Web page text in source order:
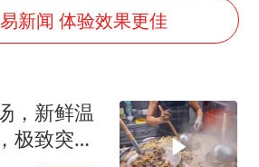
今日立秋你咬秋了吗
欧阳娜娜窦靖童好搭
建筑工人不慎坠落身体被3根钢筋刺穿
新闻 体验效果更佳
，新鲜温
极致突出